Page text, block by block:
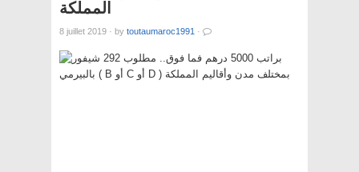
المملكة
8 juillet 2019 · by toutaumaroc1991 ·